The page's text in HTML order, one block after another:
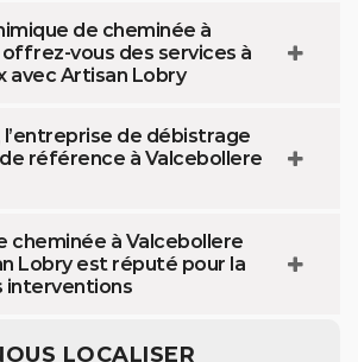
de cheminée à
vous des services à
avec Artisan Lobry
l’entreprise de débistrage
référence à Valcebollere
cheminée à Valcebollere
Lobry est réputé pour la
interventions
LOCALISER